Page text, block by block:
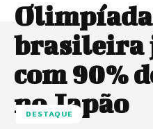
brasileira
com 90%
no Japão
DESTAQUE